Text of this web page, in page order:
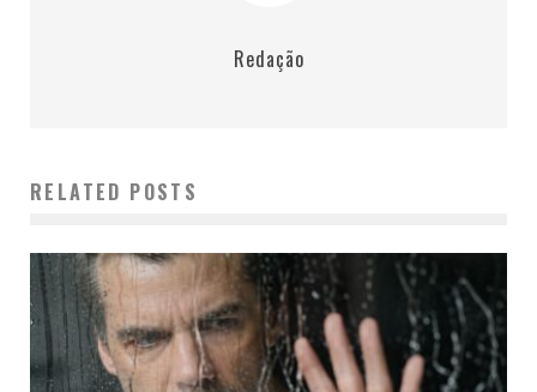
Redação
RELATED POSTS